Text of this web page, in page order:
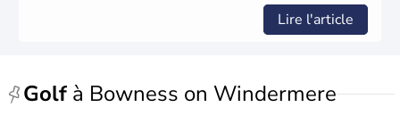
Lire l'article
Golf à Bowness on Windermere